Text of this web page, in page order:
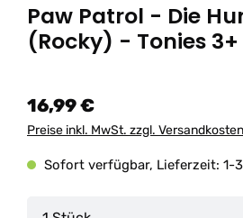
Paw Patrol - Die
(Rocky) - Tonies 3+
16,99 €
Preise inkl. MwSt. zzgl. Versandkosten
Sofort verfügbar, Lieferzeit: 1-
Produkt Anzahl: Gib den